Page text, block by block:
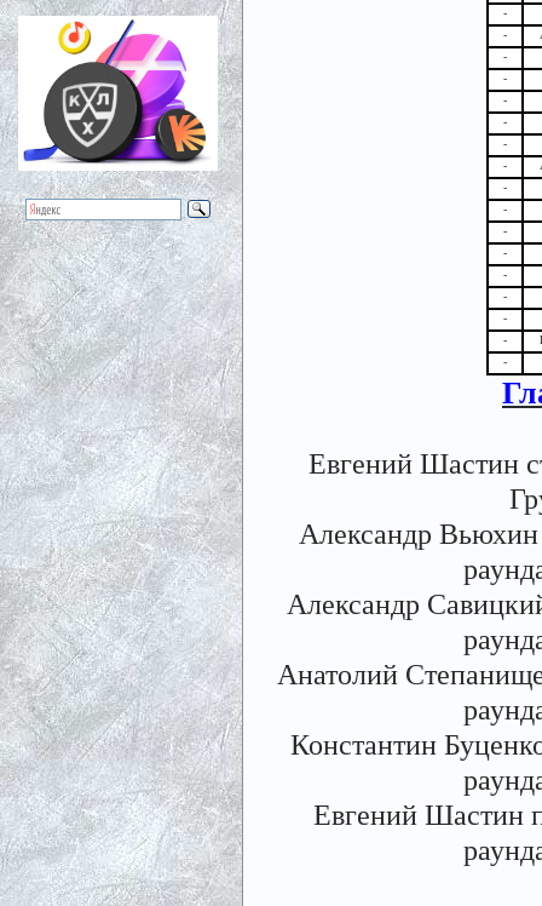
-
-
-
-
-
-
-
-
-
-
-
-
-
-
-
-
-
Евгений Шастин
Александр
Александр
Анатолий
Константин
Евгений Шастин